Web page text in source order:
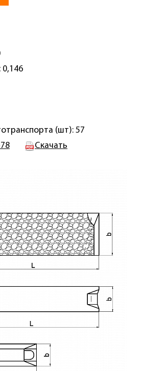
(шт): 57
Скачать